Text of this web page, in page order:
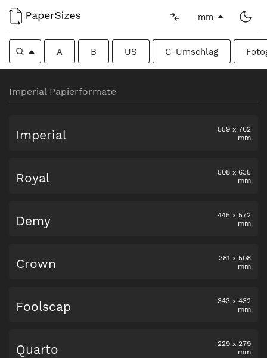
mm
A B US C-Umschlag
Imperial Papierformate
Imperial 559 x 762
mm
Royal 508 x 635
mm
Demy 445 x 572
mm
Crown 381 x 508
mm
Foolscap 343 x 432
mm
Quarto 229 x 279
mm